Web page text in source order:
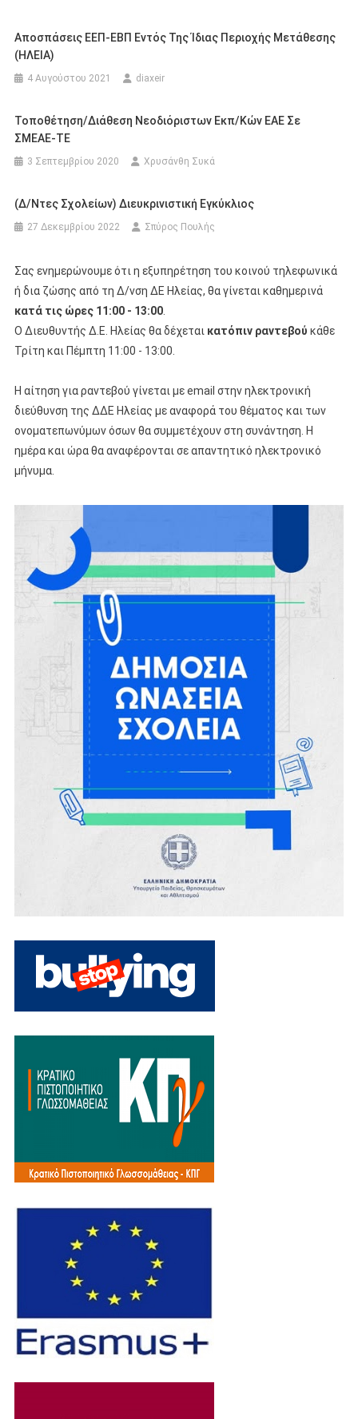
Αποσπάσεις ΕΕΠ-ΕΒΠ Εντός Της Ίδιας Περιοχής Μετάθεσης
(ΗΛΕΙΑ)
4 Αυγούστου 2021 diaxeir
Τοποθέτηση/Διάθεση Νεοδιόριστων Εκπ/κών ΕΑΕ Σε
ΣΜΕΑΕ-ΤΕ
3 Σεπτεμβρίου 2020 Χρυσάνθη Συκά
(Δ/ντες Σχολείων) Διευκρινιστική Εγκύκλιος
27 Δεκεμβρίου 2022 Σπύρος Πουλής
Σας ενημερώνουμε ότι η εξυπηρέτηση του κοινού τηλεφωνικά
ή δια ζώσης από τη Δ/νση ΔΕ Ηλείας, θα γίνεται καθημερινά
κατά τις ώρες 11:00 - 13:00.
Ο Διευθυντής Δ.Ε. Ηλείας θα δέχεται κατόπιν ραντεβού κάθε
Τρίτη και Πέμπτη 11:00 - 13:00.
Η αίτηση για ραντεβού γίνεται με email στην ηλεκτρονική
διεύθυνση της ΔΔΕ Ηλείας με αναφορά του θέματος και των
ονοματεπωνύμων όσων θα συμμετέχουν στη συνάντηση. Η
ημέρα και ώρα θα αναφέρονται σε απαντητικό ηλεκτρονικό
μήνυμα.